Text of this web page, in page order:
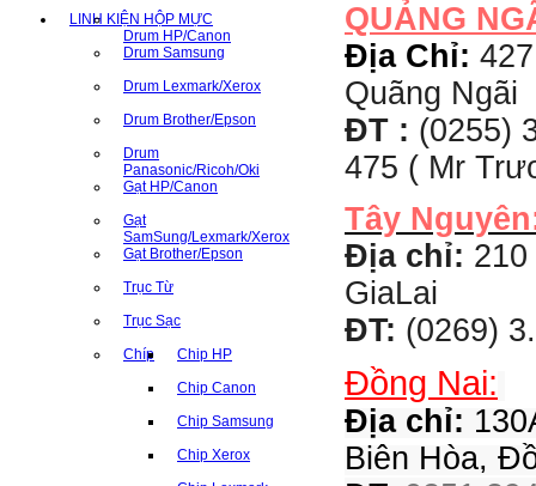
LINH KIỆN HỘP MỰC
Drum HP/Canon
Drum Samsung
Drum Lexmark/Xerox
Drum Brother/Epson
Drum
Panasonic/Ricoh/Oki
Gạt HP/Canon
Gạt
SamSung/Lexmark/Xerox
Gạt Brother/Epson
Trục Từ
Trục Sạc
Chíp Chip HP
Chip Canon
Chip Samsung
Chip Xerox
QUẢNG
Địa Chỉ:
Quãng Ngãi
ĐT : (0255)
475 ( Mr
Tây
Địa chỉ:
GiaLai
ĐT: (0269)
Đồng Nai:
Địa chỉ:
Biên Hòa,